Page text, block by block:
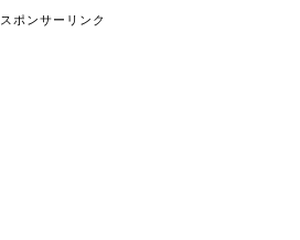
スポンサーリンク